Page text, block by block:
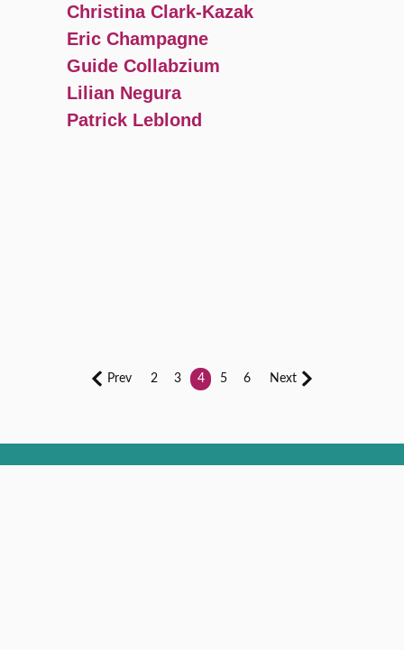
Christina Clark-Kazak
Eric Champagne
Guide Collabzium
Lilian Negura
Patrick Leblond
Prev 2 3 4 5 6 Next